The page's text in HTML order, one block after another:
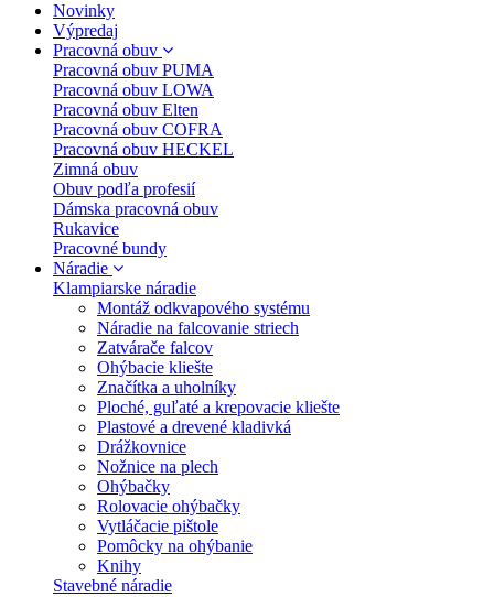
Novinky
Výpredaj
Pracovná obuv
Pracovná obuv PUMA
Pracovná obuv LOWA
Pracovná obuv Elten
Pracovná obuv COFRA
Pracovná obuv HECKEL
Zimná obuv
Obuv podľa profesií
Dámska pracovná obuv
Rukavice
Pracovné bundy
Náradie
Klampiarske náradie
Montáž odkvapového systému
Náradie na falcovanie striech
Zatvárače falcov
Ohýbacie kliešte
Značítka a uholníky
Ploché, guľaté a krepovacie kliešte
Plastové a drevené kladivká
Drážkovnice
Nožnice na plech
Ohýbačky
Rolovacie ohýbačky
Vytláčacie pištole
Pomôcky na ohýbanie
Knihy
Stavebné náradie